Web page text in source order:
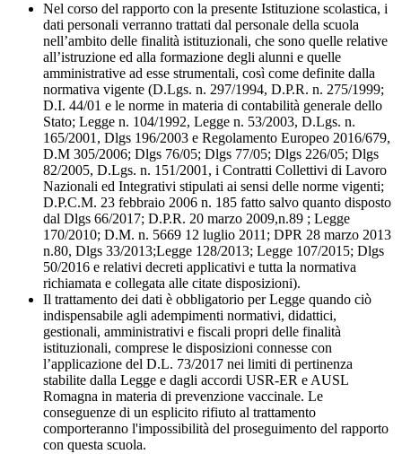
Nel corso del rapporto con la presente Istituzione scolastica, i
dati personali verranno trattati dal personale della scuola
nell’ambito delle finalità istituzionali, che sono quelle relative
all’istruzione ed alla formazione degli alunni e quelle
amministrative ad esse strumentali, così come definite dalla
normativa vigente (D.Lgs. n. 297/1994, D.P.R. n. 275/1999;
D.I. 44/01 e le norme in materia di contabilità generale dello
Stato; Legge n. 104/1992, Legge n. 53/2003, D.Lgs. n.
165/2001, Dlgs 196/2003 e Regolamento Europeo 2016/679,
D.M 305/2006; Dlgs 76/05; Dlgs 77/05; Dlgs 226/05; Dlgs
82/2005, D.Lgs. n. 151/2001, i Contratti Collettivi di Lavoro
Nazionali ed Integrativi stipulati ai sensi delle norme vigenti;
D.P.C.M. 23 febbraio 2006 n. 185 fatto salvo quanto disposto
dal Dlgs 66/2017; D.P.R. 20 marzo 2009,n.89 ; Legge
170/2010; D.M. n. 5669 12 luglio 2011; DPR 28 marzo 2013
n.80, Dlgs 33/2013;Legge 128/2013; Legge 107/2015; Dlgs
50/2016 e relativi decreti applicativi e tutta la normativa
richiamata e collegata alle citate disposizioni).
Il trattamento dei dati è obbligatorio per Legge quando ciò
indispensabile agli adempimenti normativi, didattici,
gestionali, amministrativi e fiscali propri delle finalità
istituzionali, comprese le disposizioni connesse con
l’applicazione del D.L. 73/2017 nei limiti di pertinenza
stabilite dalla Legge e dagli accordi USR-ER e AUSL
Romagna in materia di prevenzione vaccinale. Le
conseguenze di un esplicito rifiuto al trattamento
comporteranno l'impossibilità del proseguimento del rapporto
con questa scuola.